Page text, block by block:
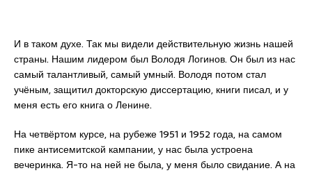
И в таком духе. Так мы видели действительную жизнь нашей
страны. Нашим лидером был Володя Логинов. Он был из нас
самый талантливый, самый умный. Володя потом стал
учёным, защитил докторскую диссертацию, книги писал, и у
меня есть его книга о Ленине.
На четвёртом курсе, на рубеже 1951 и 1952 года, на самом
пике антисемитской кампании, у нас была устроена
вечеринка. Я-то на ней не была, у меня было свидание. А на